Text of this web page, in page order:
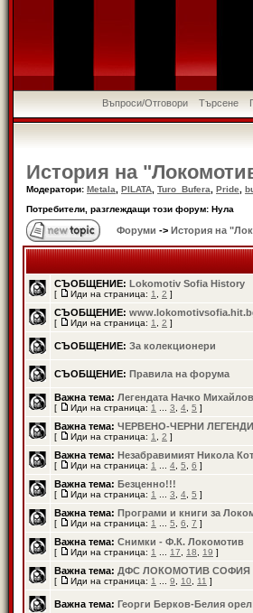
Въпроси/Отговори Търсене
История на
Модератори: Metala PILATA Turo_Bufera Pride
Потребители, разглеждащи този форум: Нула
Форуми -> История на
СЪОБЩЕНИЕ: Lokomotiv Sofia History
[ Иди на страница: 1 2 ]
СЪОБЩЕНИЕ:
[ Иди на страница: 1 2 ]
СЪОБЩЕНИЕ: За колекционери
СЪОБЩЕНИЕ: Правила на форума
Важна тема: Легендата Начко
[ Иди на страница: 1 3 4 5 ]
Важна тема: ЧЕРВЕНО-ЧЕРНИ ЛЕГЕНДИ
[ Иди на страница: 1 2 ]
Важна тема: Незабравимият Никола
[ Иди на страница: 1 4 5 6 ]
Важна тема: Безценно!!!
[ Иди на страница: 1 3 4 5 ]
Важна тема: Програми и книги за
[ Иди на страница: 1 5 6 7 ]
Важна тема: Снимки - Ф.К. Локомотив
[ Иди на страница: 1 17 18 19 ]
Важна тема: ДФС ЛОКОМОТИВ СОФИЯ
[ Иди на страница: 1 9 10 11 ]
Важна тема: Георги Берков-Белия